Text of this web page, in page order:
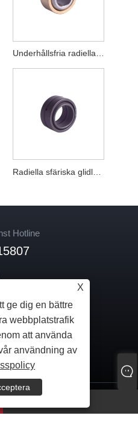
Radiella sfäriska glidlager GE ES-2RS
Hotline
Co., Ltd. Med ensamrätt.
| XML | Sekretesspolicy
X
ge dig en bättre
webbplatstrafik
att använda
användning av